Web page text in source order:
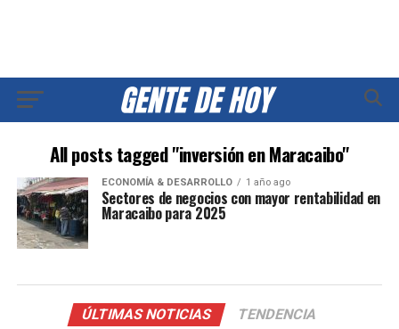
All posts tagged "inversión en Maracaibo"
ECONOMÍA & DESARROLLO 1 año ago
Sectores de negocios con mayor rentabilidad en
Maracaibo para 2025
ÚLTIMAS NOTICIAS TENDENCIA